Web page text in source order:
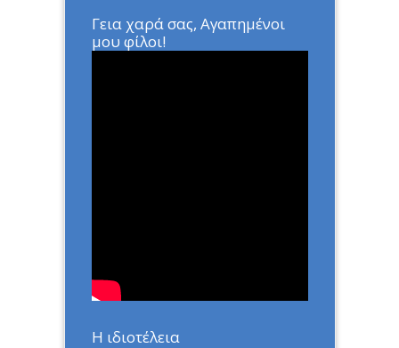
Γεια χαρά σας, Αγαπημένοι
μου φίλοι!
Η ιδιοτέλεια